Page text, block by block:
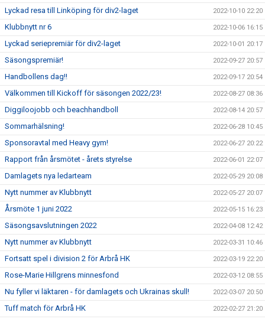
Lyckad resa till Linköping för div2-laget 2022-10-10 22:20
Klubbnytt nr 6 2022-10-06 16:15
Lyckad seriepremiär för div2-laget 2022-10-01 20:17
Säsongspremiär! 2022-09-27 20:57
Handbollens dag!! 2022-09-17 20:54
Välkommen till Kickoff för säsongen 2022/23! 2022-08-27 08:36
Diggiloojobb och beachhandboll 2022-08-14 20:57
Sommarhälsning! 2022-06-28 10:45
Sponsoravtal med Heavy gym! 2022-06-27 20:22
Rapport från årsmötet - årets styrelse 2022-06-01 22:07
Damlagets nya ledarteam 2022-05-29 20:08
Nytt nummer av Klubbnytt 2022-05-27 20:07
Årsmöte 1 juni 2022 2022-05-15 16:23
Säsongsavslutningen 2022 2022-04-08 12:42
Nytt nummer av Klubbnytt 2022-03-31 10:46
Fortsatt spel i division 2 för Arbrå HK 2022-03-19 22:20
Rose-Marie Hillgrens minnesfond 2022-03-12 08:55
Nu fyller vi läktaren - för damlagets och Ukrainas skull! 2022-03-07 20:50
Tuff match för Arbrå HK 2022-02-27 21:20